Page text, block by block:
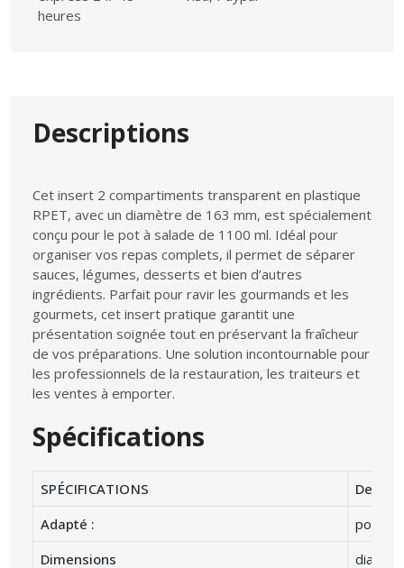
heures
Descriptions
Cet insert 2 compartiments transparent en plastique
RPET, avec un diamètre de 163 mm, est spécialement
conçu pour le pot à salade de 1100 ml. Idéal pour
organiser vos repas complets, il permet de séparer
sauces, légumes, desserts et bien d’autres
ingrédients. Parfait pour ravir les gourmands et les
gourmets, cet insert pratique garantit une
présentation soignée tout en préservant la fraîcheur
de vos préparations. Une solution incontournable pour
les professionnels de la restauration, les traiteurs et
les ventes à emporter.
Spécifications
SPÉCIFICATIONS
Adapté :
pour
Dimensions